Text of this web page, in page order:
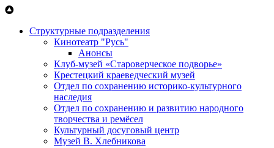
Перейти к основному содержанию
Структурные подразделения
Кинотеатр "Русь"
Анонсы
Клуб-музей «Староверческое подворье»
Крестецкий краеведческий музей
Отдел по сохранению историко-культурного
наследия
Отдел по сохранению и развитию народного
творчества и ремёсел
Культурный досуговый центр
Музей В. Хлебникова